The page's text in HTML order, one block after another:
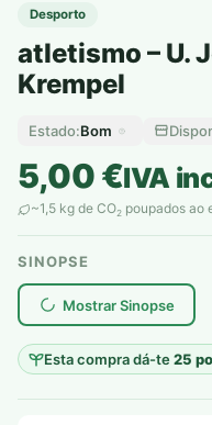
Desporto
atletismo – U.
Krempel
Estado:Bom
5,00€IVA
~1,5 kg de CO2 poupados ao
SINOPSE
Mostrar Sinopse
Esta compra dá-te25
plantar árvores reais